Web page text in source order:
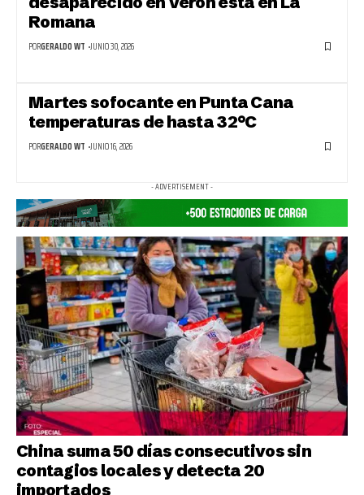
Romana
PORGERALDO WT JUNIO 30, 2026
Martes sofocante en Punta Cana
temperaturas de hasta 32°C
PORGERALDO WT JUNIO 16, 2026
- ADVERTISEMENT -
China suma 50 días consecutivos sin
contagios locales y detecta 20
importados